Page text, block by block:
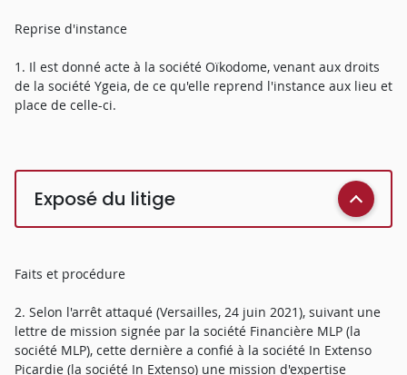
Reprise d'instance
1. Il est donné acte à la société Oïkodome, venant aux droits
de la société Ygeia, de ce qu'elle reprend l'instance aux lieu et
place de celle-ci.
Exposé du litige
Faits et procédure
2. Selon l'arrêt attaqué (Versailles, 24 juin 2021), suivant une
lettre de mission signée par la société Financière MLP (la
société MLP), cette dernière a confié à la société In Extenso
Picardie (la société In Extenso) une mission d'expertise